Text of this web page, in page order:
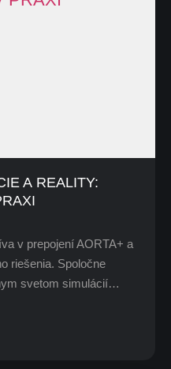
A REALITY:
v prepojení AORTA+ a
riešenia. Spoločne
svetom simulácií…